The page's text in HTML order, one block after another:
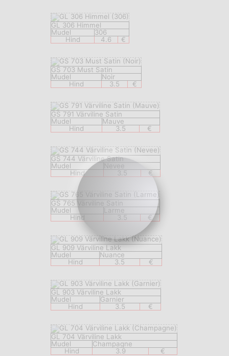
GL 306 Himmel
Mudel
306
Hind
4.6 €
GS 703 Must Satin
Mudel
Noir
Hind
3.5 €
GS 791 Värviline Satin
Mudel
Mauve
Hind
3.5 €
GS 744 Värviline Satin
Mudel
Nevee
Hind
3.5 €
GS 765 Värviline Satin
Mudel
Larme
Hind
3.5 €
GL 909 Värviline Lakk
Mudel
Nuance
Hind
3.5 €
GL 903 Värviline Lakk
Mudel
Garnier
Hind
3.5 €
GL 704 Värviline Lakk
Mudel
Champagne
Hind
3.9 €